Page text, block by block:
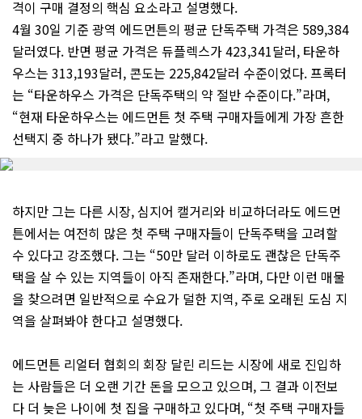
격이 구매 결정의 핵심 요소라고 설명했다.
4월 30일 기준 광역 에드먼튼의 평균 단독주택 가격은 589,384
달러였다. 반면 평균 가격은 듀플렉스가 423,341달러, 타운하
우스는 313,193달러, 콘도는 225,842달러 수준이었다. 프록터
는 “타운하우스 가격은 단독주택의 약 절반 수준이다.”라며,
“현재 타운하우스는 에드먼튼 첫 주택 구매자들에게 가장 흔한
선택지 중 하나가 됐다.”라고 말했다.
하지만 그는 다른 시장, 심지어 캘거리와 비교하더라도 에드먼
튼에서는 여전히 많은 첫 주택 구매자들이 단독주택을 고려할
수 있다고 강조했다. 그는 “50만 달러 이하로도 괜찮은 단독주
택을 살 수 있는 지역들이 아직 존재한다.”라며, 다만 이런 매물
을 찾으려면 일반적으로 수요가 덜한 지역, 주로 오래된 도심 지
역을 살펴봐야 한다고 설명했다.
에드먼튼 리얼터 협회의 회장 달린 리드는 시장에 새로 진입하
는 사람들은 더 오랜 기간 돈을 모으고 있으며, 그 결과 이전보
다 더 늦은 나이에 첫 집을 구매하고 있다며, “첫 주택 구매자들